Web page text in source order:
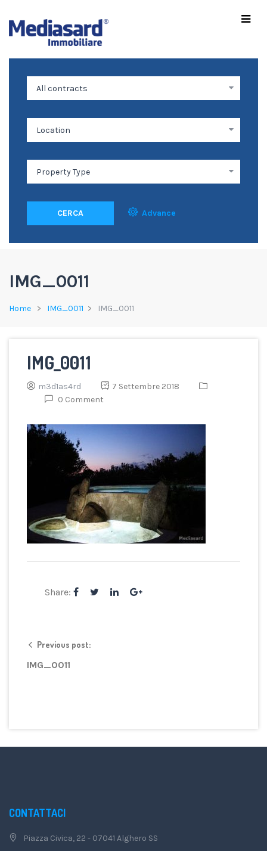
CERCA Advance
IMG_0011
Home IMG_0011 IMG_0011
IMG_0011
m3d1as4rd
7 Settembre 2018
0 Comment
Share:
Previous post:
IMG_0011
CONTATTACI
Piazza Civica, 22 - 07041 Alghero SS